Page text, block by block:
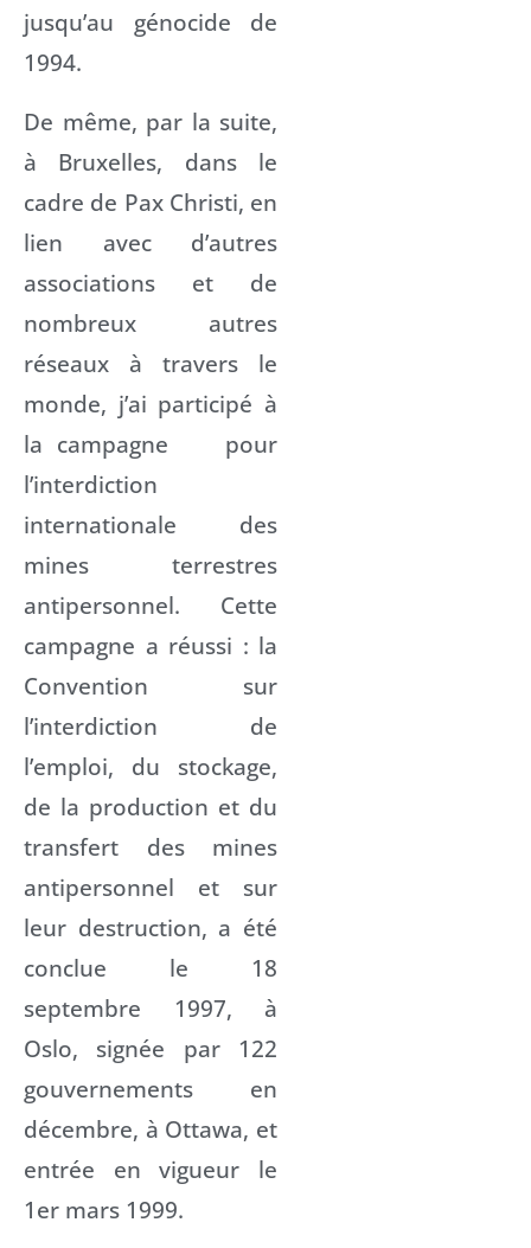
jusqu’au génocide de
1994.
De même, par la suite,
à Bruxelles, dans le
cadre de Pax Christi, en
lien avec d’autres
associations et de
nombreux autres
réseaux à travers le
monde, j’ai participé à
la campagne pour
l’interdiction
internationale des
mines terrestres
antipersonnel. Cette
campagne a réussi : la
Convention sur
l’interdiction de
l’emploi, du stockage,
de la production et du
transfert des mines
antipersonnel et sur
leur destruction, a été
conclue le 18
septembre 1997, à
Oslo, signée par 122
gouvernements en
décembre, à Ottawa, et
entrée en vigueur le
1er mars 1999.